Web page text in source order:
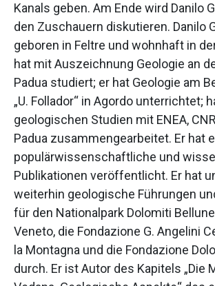
Kanals geben. Am Ende wird Danilo
den Zuschauern diskutieren. Danilo
geboren in Feltre und wohnhaft in
hat mit Auszeichnung Geologie an
Padua studiert; er hat Geologie am
„U. Follador“ in Agordo unterrichtet;
geologischen Studien mit ENEA,
Padua zusammengearbeitet. Er hat
populärwissenschaftliche und
Publikationen veröffentlicht. Er hat
weiterhin geologische Führungen
für den Nationalpark Dolomiti
Veneto, die Fondazione G. Angelini
la Montagna und die Fondazione
durch. Er ist Autor des Kapitels „Die